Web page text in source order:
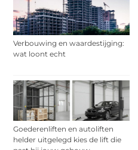
Verbouwing en waardestijging:
wat loont echt
Goederenliften en autoliften
helder uitgelegd kies de lift die